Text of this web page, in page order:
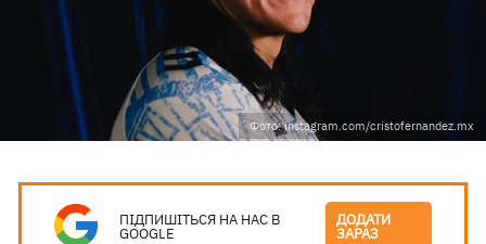
Фото: instagram.com/cristofernandez.mx
ПІДПИШІТЬСЯ НА НАС В
GOOGLE
ДОДАТИ
ЗАРАЗ